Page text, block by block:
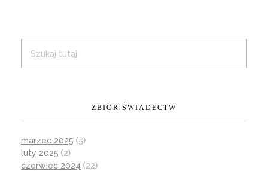
ZBIÓR ŚWIADECTW
marzec 2025 (5)
luty 2025 (2)
czerwiec 2024 (22)